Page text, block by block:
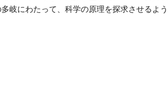
岐にわたって、科学の原理を探求させるよう